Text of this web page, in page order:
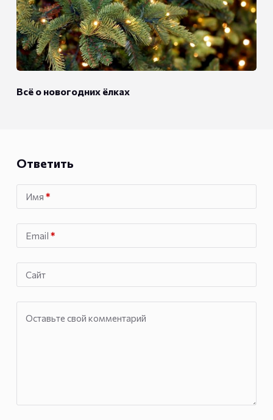
Всё о новогодних ёлках
Ответить
Имя *
Email *
Сайт
Оставьте свой комментарий